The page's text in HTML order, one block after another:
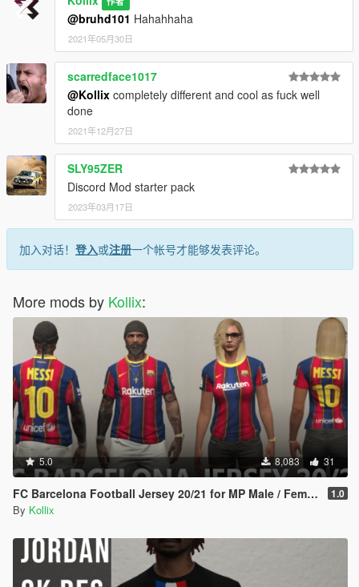
@bruhd101 Hahahhaha
2021年05月30日
scarredface1017
@Kollix completely different and cool as fuck well
done
2021年12月27日
SLY95ZER
Discord Mod starter pack
2023年03月17日
加入对话！ 登入或注册一个帐号才能够发表评论。
More mods by Kollix:
5.0 8,083 31
FC Barcelona Football Jersey 20/21 for MP Male / Female [ SP /FiveM] 1.0
By Kollix